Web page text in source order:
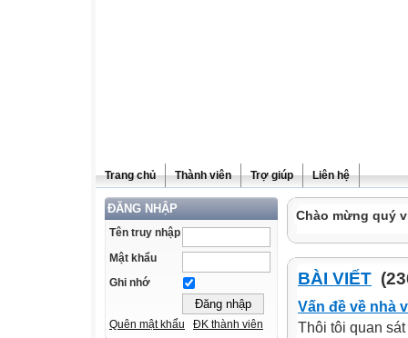
Trang chủ Thành viên Trợ giúp Liên hệ
ĐĂNG NHẬP
Tên truy nhập
Mật khẩu
Ghi nhớ
Quên mật khẩu ĐK thành viên
Chào mừng quý
BÀI VIẾT
Vấn đề về nhà
Thôi tôi quan